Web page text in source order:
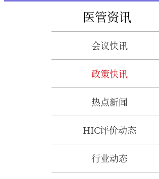
医管资讯
会议快讯
政策快讯
热点新闻
HIC评价动态
行业动态